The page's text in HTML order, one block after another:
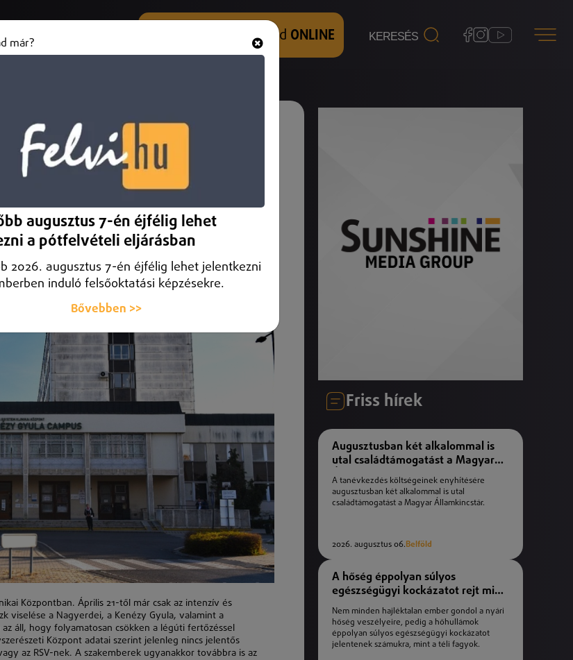
+36 (20) 316 3000 Hallgasd és nézd ONLINE
már nem kötelező
Központban. A szakemberek ugyanakkor továbbra is
Központban. Április 21-től már csak az intenzív és
viselése a Nagyerdei, a Kenézy Gyula, valamint a
áll, hogy folyamatosan csökken a légúti fertőzéssel
Központ adatai szerint jelenleg nincs jelentős
az RSV-nek. A szakemberek ugyanakkor továbbra is az
Friss hírek
Augusztusban két alkalommal is
utal családtámogatást a Magyar
Államkincstár
A tanévkezdés költségeinek enyhítésére
augusztusban két alkalommal is utal
családtámogatást a Magyar Államkincstár.
2026. augusztus 06.Belföld
A hőség éppolyan súlyos
egészségügyi kockázatot rejt mint
a téli fagyok
Nem minden hajléktalan ember gondol a nyári
hőség veszélyeire, pedig a hőhullámok
éppolyan súlyos egészségügyi kockázatot
jelentenek számukra, mint a téli fagyok.
már?
augusztus 7-én éjfélig lehet
a pótfelvételi eljárásban
2026. augusztus 7-én éjfélig lehet jelentkezni
induló felsőoktatási képzésekre.
Bővebben >>